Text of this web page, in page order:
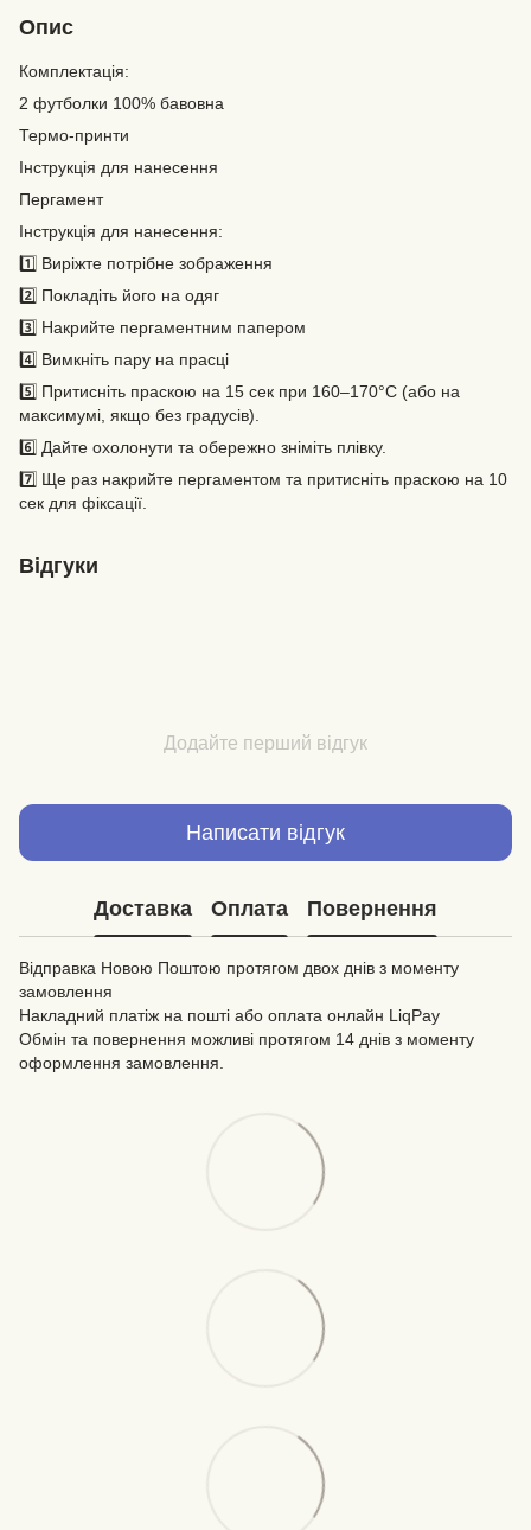
Опис
Комплектація:
2 футболки 100% бавовна
Термо-принти
Інструкція для нанесення
Пергамент
Інструкція для нанесення:
1️⃣ Виріжте потрібне зображення
2️⃣ Покладіть його на одяг
3️⃣ Накрийте пергаментним папером
4️⃣ Вимкніть пару на прасці
5️⃣ Притисніть праскою на 15 сек при 160–170°C (або на
максимумі, якщо без градусів).
6️⃣ Дайте охолонути та обережно зніміть плівку.
7️⃣ Ще раз накрийте пергаментом та притисніть праскою на 10
сек для фіксації.
Відгуки
Додайте перший відгук
Написати відгук
Доставка Оплата Повернення
Відправка Новою Поштою протягом двох днів з моменту
замовлення
Накладний платіж на пошті або оплата онлайн LiqPay
Обмін та повернення можливі протягом 14 днів з моменту
оформлення замовлення.